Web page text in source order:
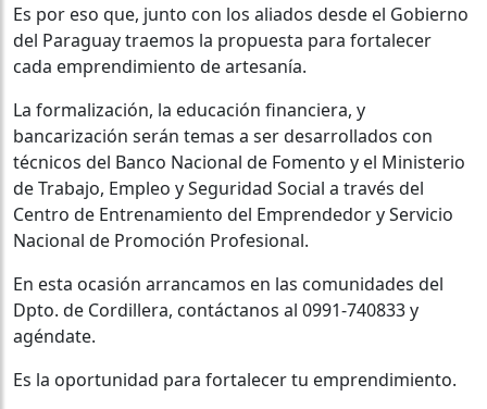
Es por eso que, junto con los aliados desde el Gobierno
del Paraguay traemos la propuesta para fortalecer
cada emprendimiento de artesanía.
La formalización, la educación financiera, y
bancarización serán temas a ser desarrollados con
técnicos del Banco Nacional de Fomento y el Ministerio
de Trabajo, Empleo y Seguridad Social a través del
Centro de Entrenamiento del Emprendedor y Servicio
Nacional de Promoción Profesional.
En esta ocasión arrancamos en las comunidades del
Dpto. de Cordillera, contáctanos al 0991-740833 y
agéndate.
Es la oportunidad para fortalecer tu emprendimiento.